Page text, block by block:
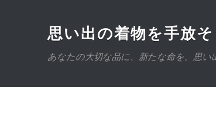
思い出の着物を手放
あなたの大切な品に、新たな命を。思い